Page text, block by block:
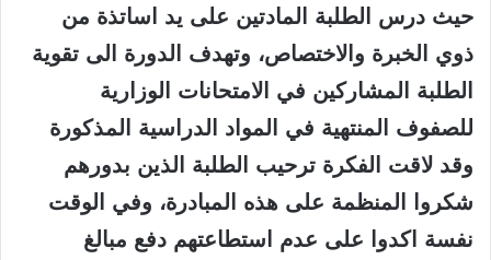
حيث درس الطلبة المادتين على يد اساتذة من
ذوي الخبرة والاختصاص، وتهدف الدورة الى تقوية
الطلبة المشاركين في الامتحانات الوزارية
للصفوف المنتهية في المواد الدراسية المذكورة
وقد لاقت الفكرة ترحيب الطلبة الذين بدورهم
شكروا المنظمة على هذه المبادرة، وفي الوقت
نفسة اكدوا على عدم استطاعتهم دفع مبالغ